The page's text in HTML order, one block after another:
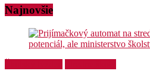
Najnovšie